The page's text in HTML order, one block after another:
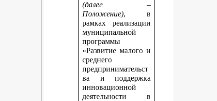
(далее –
Положение), в
рамках реализации
муниципальной
программы
«Развитие малого и
среднего
предпринимательст
ва и поддержка
инновационной
деятельности в